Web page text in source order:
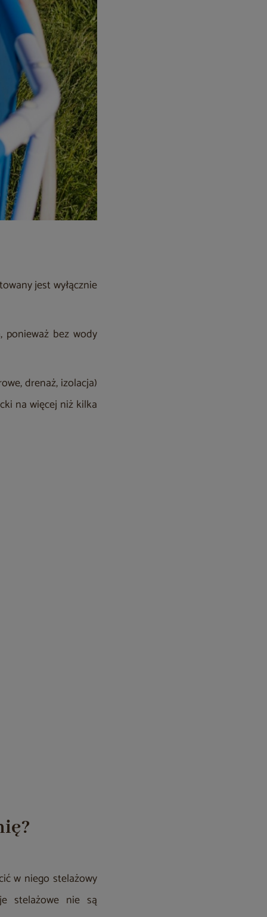
jest wyłącznie
ponieważ bez wody
drenaż, izolacja)
na więcej niż kilka
w niego stelażowy
stelażowe nie są